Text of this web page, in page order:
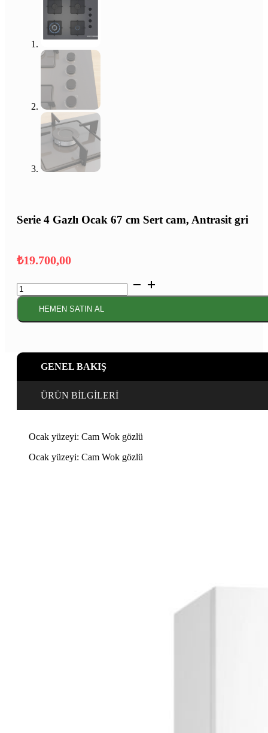
Serie 4 Gazlı Ocak 67 cm Sert cam, Antrasit gri
₺19.700,00
Serie
4
Gazlı
67
cam,
Antrasit
gri
HEMEN SATIN AL
GENEL BAKIŞ
ÜRÜN BİLGİLERİ
Ocak yüzeyi: Cam Wok gözlü
Ocak yüzeyi: Cam Wok gözlü